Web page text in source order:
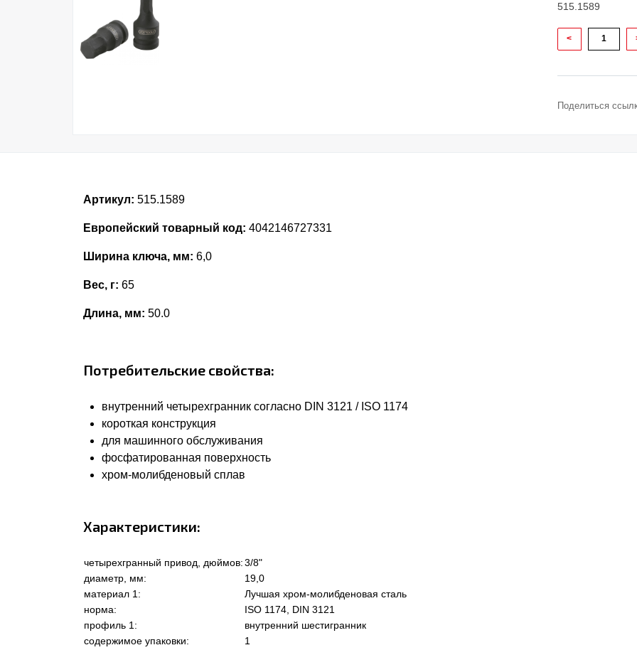
515.1589
<
Поделиться
Артикул: 515.1589
Европейский товарный код: 4042146727331
Ширина ключа, мм: 6,0
Вес, г: 65
Длина, мм: 50.0
Потребительские свойства:
внутренний четырехгранник согласно DIN 3121 / ISO 1174
короткая конструкция
для машинного обслуживания
фосфатированная поверхность
хром-молибденовый сплав
Характеристики:
четырехгранный привод, дюймов:3/8"
диаметр, мм:
19,0
материал 1:
Лучшая хром-молибденовая сталь
норма:
ISO 1174, DIN 3121
профиль 1:
внутренний шестигранник
содержимое упаковки:
1